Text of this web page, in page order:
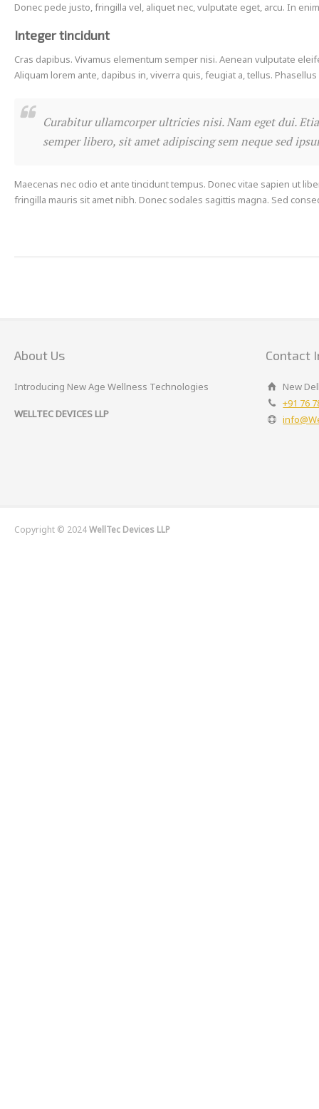
Donec pede justo, fringilla vel, aliquet nec, vulputate eget, arcu. In
Integer tincidunt
Cras dapibus. Vivamus elementum semper nisi. Aenean vulputate
Aliquam lorem ante, dapibus in, viverra quis, feugiat a, tellus.
Curabitur ullamcorper ultricies nisi. Nam eget dui.
semper libero, sit amet adipiscing sem neque sed
Maecenas nec odio et ante tincidunt tempus. Donec vitae sapien ut
fringilla mauris sit amet nibh. Donec sodales sagittis magna. Sed
About Us
Introducing New Age Wellness Technologies
WELLTEC DEVICES LLP
Contact
New
+91 76
Copyright © 2024WellTec Devices LLP